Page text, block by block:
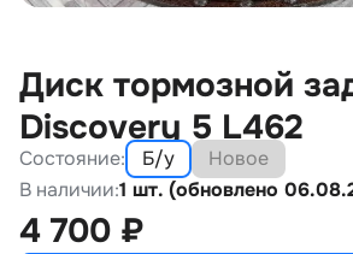
Диск тормозной
Discovery 5 L462
Состояние: Б/у
Новое
В наличии:1 шт. (обновлено
4 700 ₽